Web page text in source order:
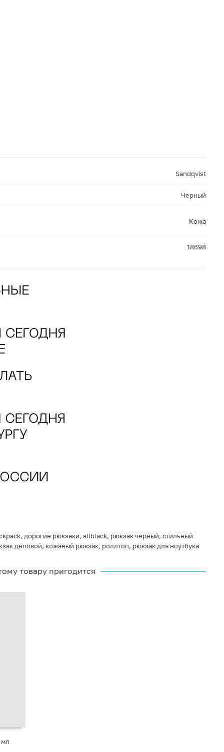
Sandqvist
Черный
Кожа
18698
, дорогие рюкзаки, allblack, рюкзак черный, стильный
деловой, кожаный рюкзак, роллтоп, рюкзак для ноутбука
товару пригодится
мл